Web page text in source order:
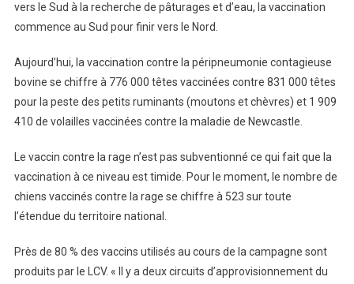
vers le Sud à la recherche de pâturages et d’eau, la vaccination
commence au Sud pour finir vers le Nord.
Aujourd’hui, la vaccination contre la péripneumonie contagieuse
bovine se chiffre à 776 000 têtes vaccinées contre 831 000 têtes
pour la peste des petits ruminants (moutons et chèvres) et 1 909
410 de volailles vaccinées contre la maladie de Newcastle.
Le vaccin contre la rage n’est pas subventionné ce qui fait que la
vaccination à ce niveau est timide. Pour le moment, le nombre de
chiens vaccinés contre la rage se chiffre à 523 sur toute
l’étendue du territoire national.
Près de 80 % des vaccins utilisés au cours de la campagne sont
produits par le LCV. « Il y a deux circuits d’approvisionnement du